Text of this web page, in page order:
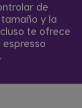
de
y la
te ofrece
espresso